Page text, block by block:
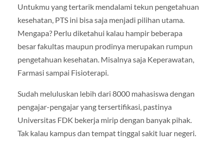
Untukmu yang tertarik mendalami tekun pengetahuan
kesehatan, PTS ini bisa saja menjadi pilihan utama.
Mengapa? Perlu diketahui kalau hampir beberapa
besar fakultas maupun prodinya merupakan rumpun
pengetahuan kesehatan. Misalnya saja Keperawatan,
Farmasi sampai Fisioterapi.
Sudah meluluskan lebih dari 8000 mahasiswa dengan
pengajar-pengajar yang tersertifikasi, pastinya
Universitas FDK bekerja mirip dengan banyak pihak.
Tak kalau kampus dan tempat tinggal sakit luar negeri.